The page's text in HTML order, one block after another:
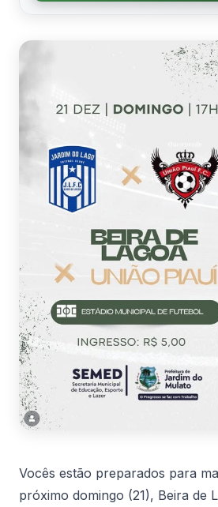
Vocês estão preparados para
próximo domingo (21), Beira de